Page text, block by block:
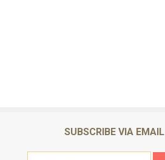
SUBSCRIBE VIA EMAIL